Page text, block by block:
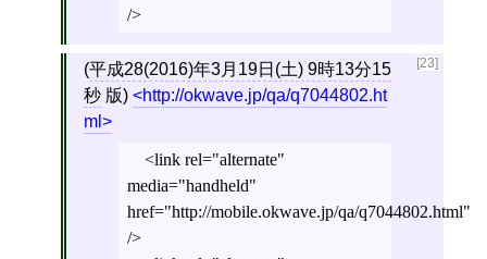
/>
[23]
(平成28(2016)年3月19日(土) 9時13分15
秒版)
http://okwave.jp/qa/q7044802.ht
ml
<link rel="alternate"
media="handheld"
href="http://mobile.okwave.jp/qa/q7044802.html"
/>